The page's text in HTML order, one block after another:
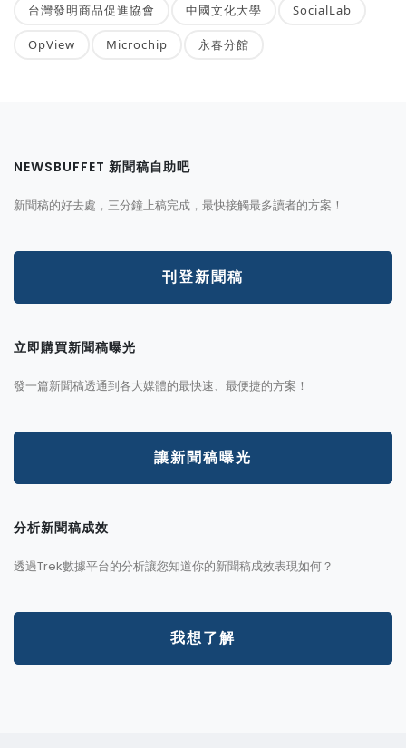
台灣發明商品促進協會 中國文化大學 SocialLab
OpView Microchip 永春分館
NEWSBUFFET 新聞稿自助吧
新聞稿的好去處，三分鐘上稿完成，最快接觸最多讀者的方案！
刊登新聞稿
立即購買新聞稿曝光
發一篇新聞稿透通到各大媒體的最快速、最便捷的方案！
讓新聞稿曝光
分析新聞稿成效
透過Trek數據平台的分析讓您知道你的新聞稿成效表現如何？
我想了解